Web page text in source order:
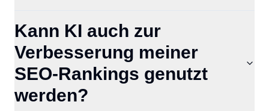
Kann KI auch zur
Verbesserung meiner
SEO-Rankings genutzt
werden?